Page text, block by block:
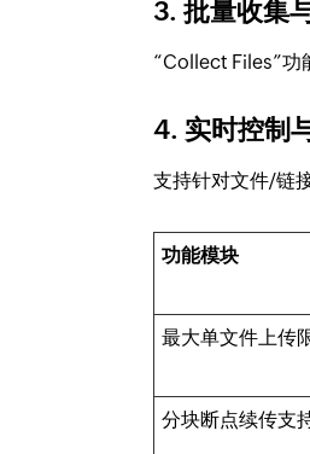
3. 批量收集
“Collect Files”功
4. 实时控制
支持针对文件/链
功能模块
最大单文件上传
分块断点续传支